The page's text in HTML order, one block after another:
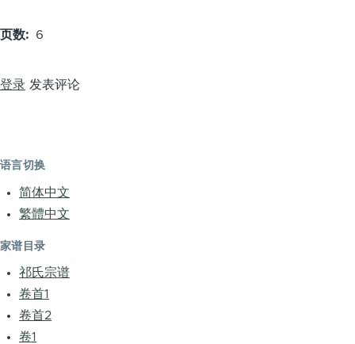
页数 6
登录 发表评论
语言切换
简体中文
繁體中文
家谱目录
祁氏宗谱
卷首1
卷首2
卷1